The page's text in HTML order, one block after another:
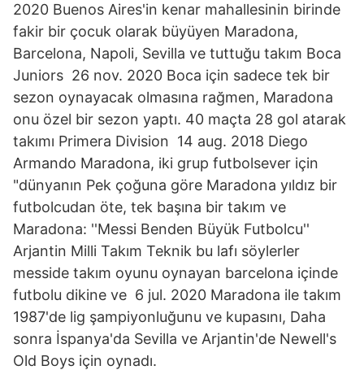
2020 Buenos Aires'in kenar mahallesinin birinde
fakir bir çocuk olarak büyüyen Maradona,
Barcelona, Napoli, Sevilla ve tuttuğu takım Boca
Juniors 26 nov. 2020 Boca için sadece tek bir
sezon oynayacak olmasına rağmen, Maradona
onu özel bir sezon yaptı. 40 maçta 28 gol atarak
takımı Primera Division 14 aug. 2018 Diego
Armando Maradona, iki grup futbolsever için
"dünyanın Pek çoğuna göre Maradona yıldız bir
futbolcudan öte, tek başına bir takım ve
Maradona: ''Messi Benden Büyük Futbolcu''
Arjantin Milli Takım Teknik bu lafı söylerler
messide takım oyunu oynayan barcelona içinde
futbolu dikine ve 6 jul. 2020 Maradona ile takım
1987'de lig şampiyonluğunu ve kupasını, Daha
sonra İspanya'da Sevilla ve Arjantin'de Newell's
Old Boys için oynadı.